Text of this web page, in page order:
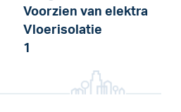
Voorzien van elektra
Vloerisolatie
1